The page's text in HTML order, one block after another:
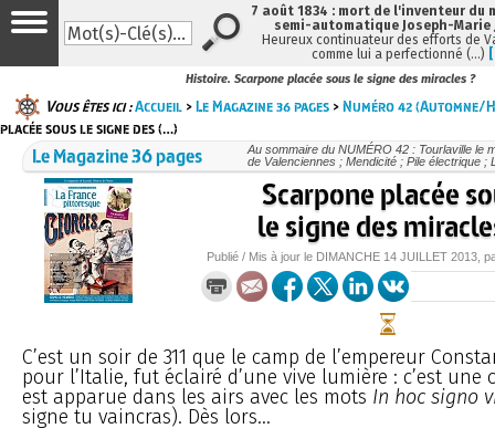
Histoire. Scarpone placée sous le signe des miracles ?
Vous êtes ici :Accueil >Le Magazine 36 pages >Numéro 42 (Automne/
placée sous le signe des (…)
Le Magazine 36 pages
Au sommaire du NUMÉRO 42 : Tourlaville le
de Valenciennes ; Mendicité ; Pile électrique ;
Scarpone placée
le signe des
Publié / Mis à jour le DIMANCHE 14 JUILLET 2013 ,
C’est un soir de 311 que le camp de l’empereur
pour l’Italie, fut éclairé d’une vive lumière : c’est une
est apparue dans les airs avec les mots In hoc signo
signe tu vaincras). Dès lors...
7 août 1834 : mort de l'inventeur du
semi-automatique Joseph-Marie
Heureux continuateur des efforts de
comme lui a perfectionné (…)